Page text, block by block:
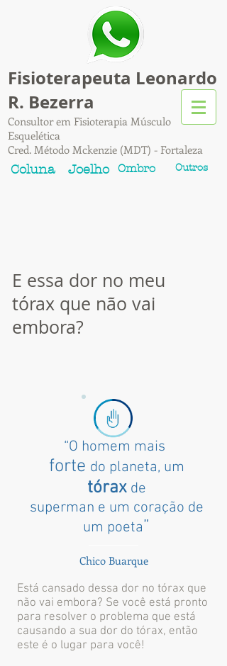
Fisioterapeuta Leonardo
R. Bezerra
Consultor em Fisioterapia Músculo
Esquelética
Cred. Método Mckenzie (MDT) - Fortaleza
Coluna Joelho Ombro Outros
E essa dor no meu
tórax que não vai
embora?
“O homem mais
forte do planeta, um
tórax de
superman e um coração de
um poeta”
Chico Buarque
Está cansado dessa dor no tórax que
não vai embora? Se você está pronto
para resolver o problema que está
causando a sua dor do tórax, então
este é o lugar para você!